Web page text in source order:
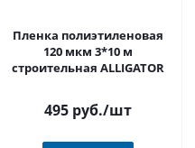
Пленка полиэтиленовая
120 мкм 3*10 м
строительная ALLIGATOR
495 руб./шт